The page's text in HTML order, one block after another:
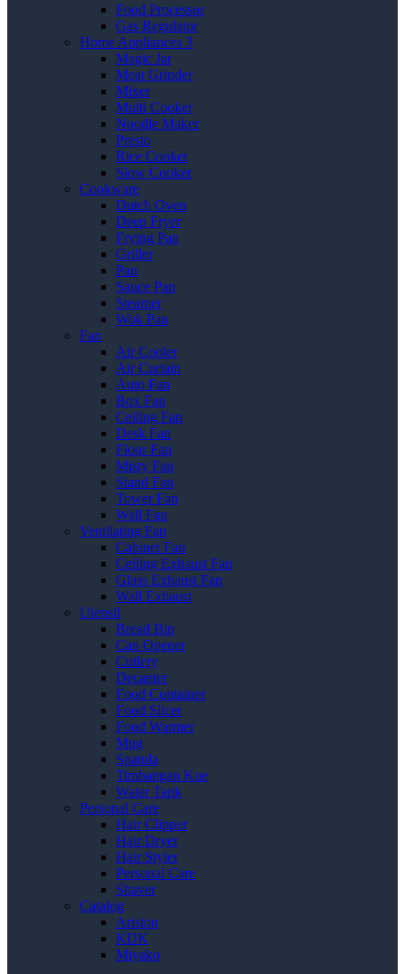
Food Processor
Gas Regulator
Home Appliances 3
Magic Jar
Meat Grinder
Mixer
Multi Cooker
Noodle Maker
Presto
Rice Cooker
Slow Cooker
Cookware
Dutch Oven
Deep Fryer
Frying Pan
Griller
Pan
Sauce Pan
Steamer
Wok Pan
Fan
Air Cooler
Air Curtain
Auto Fan
Box Fan
Ceiling Fan
Desk Fan
Floor Fan
Misty Fan
Stand Fan
Tower Fan
Wall Fan
Ventilating Fan
Cabinet Fan
Ceiling Exhaust Fan
Glass Exhaust Fan
Wall Exhaust
Utensil
Bread Bin
Can Opener
Cutlery
Decanter
Food Container
Food Slicer
Food Warmer
Mug
Spatula
Timbangan Kue
Water Tank
Personal Care
Hair Clipper
Hair Dryer
Hair Styler
Personal Care
Shaver
Catalog
Ariston
KDK
Miyako